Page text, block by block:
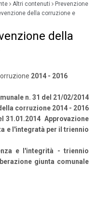
Altri contenuti
Prevenzione
della corruzione e
della
2014 - 2016
n. 31 del 21/02/2014
corruzione 2014 - 2016
31.01.2014 Approvazione
e l'integratà per il triennio
e l'integrità - triennio
giunta comunale